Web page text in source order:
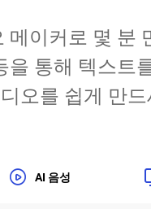
메이커로 몇 분
을 통해 텍스트
오를 쉽게 만드
AI 음성